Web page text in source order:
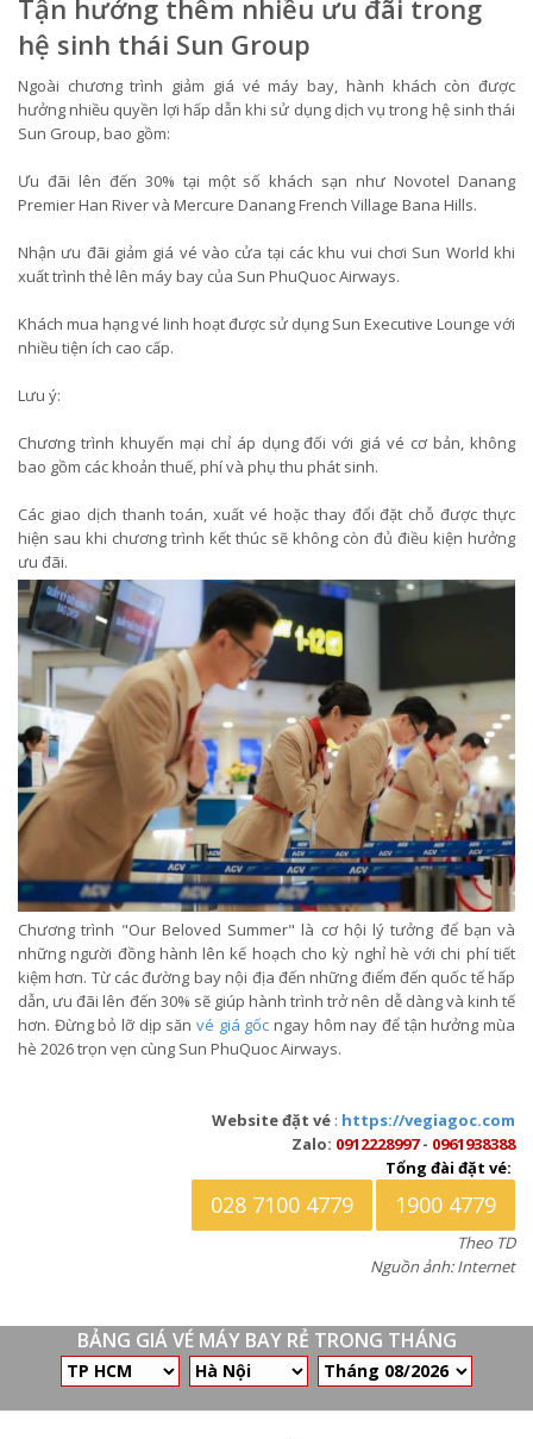
Tận hưởng thêm nhiều ưu đãi trong
hệ sinh thái Sun Group
Ngoài chương trình giảm giá vé máy bay, hành khách còn được
hưởng nhiều quyền lợi hấp dẫn khi sử dụng dịch vụ trong hệ sinh thái
Sun Group, bao gồm:
Ưu đãi lên đến 30% tại một số khách sạn như Novotel Danang
Premier Han River và Mercure Danang French Village Bana Hills.
Nhận ưu đãi giảm giá vé vào cửa tại các khu vui chơi Sun World khi
xuất trình thẻ lên máy bay của Sun PhuQuoc Airways.
Khách mua hạng vé linh hoạt được sử dụng Sun Executive Lounge với
nhiều tiện ích cao cấp.
Lưu ý:
Chương trình khuyến mại chỉ áp dụng đối với giá vé cơ bản, không
bao gồm các khoản thuế, phí và phụ thu phát sinh.
Các giao dịch thanh toán, xuất vé hoặc thay đổi đặt chỗ được thực
hiện sau khi chương trình kết thúc sẽ không còn đủ điều kiện hưởng
ưu đãi.
Chương trình "Our Beloved Summer" là cơ hội lý tưởng để bạn và
những người đồng hành lên kế hoạch cho kỳ nghỉ hè với chi phí tiết
kiệm hơn. Từ các đường bay nội địa đến những điểm đến quốc tế hấp
dẫn, ưu đãi lên đến 30% sẽ giúp hành trình trở nên dễ dàng và kinh tế
hơn. Đừng bỏ lỡ dịp săn vé giá gốc ngay hôm nay để tận hưởng mùa
hè 2026 trọn vẹn cùng Sun PhuQuoc Airways.
Website đặt vé : https://vegiagoc.com
Zalo: 0912228997- 0961938388
Tổng đài đặt vé:
028 7100 4779 1900 4779
Theo TD
Nguồn ảnh: Internet
BẢNG GIÁ VÉ MÁY BAY RẺ TRONG THÁNG